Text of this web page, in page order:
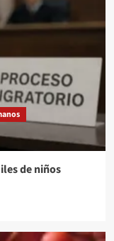
de niños